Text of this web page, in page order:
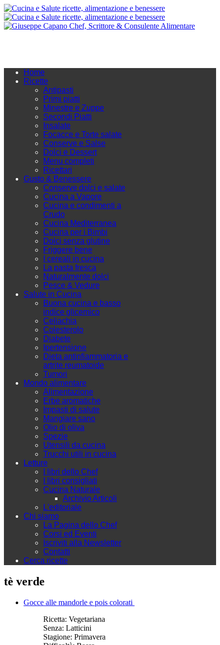
Home
Ricette
Antipasti
Primi piatti
Minestre e Zuppe
Secondi Piatti
Insalate
Focacce e Torte salate
Conserve e Salse
Dolci e Dessert
Menu completi
Ricettari
Gusto & Benessere
Conserve dolci e salate
Cucina a Vapore
Cucina e condimenti a
Crudo
Cucina Mediterranea
Cucina per i Bimbi
Dolci senza glutine
Friggere bene
I cereali in cucina
La pasta fresca
Naturalmente dolci
Pesce & Vedure
Salute in Cucina
Buona cucina e basso
indice glicemico
Celiachia
Colesterolo
Diabete
Ipertensione
Dieta antinfiammatoria e
artrite reumatoide
Tumori
Mondo alimentare
Alimentazione
Erbe aromatiche
Impasti di salute
Mangiare sano
Olio di oliva
Spezie
Utensili da cucina
Trucchi utili in cucina
Letture
I libri dello Chef
I libri consigliati
Cucina Naturale
Archivio Articoli
L'editoriale
Chi siamo
La Pagina dello Chef
Corsi ed Eventi
Iscriviti alla Newsletter
Contatti
Cerca ricette
tè verde
Gocce alle mandorle e pois colorati
Ricetta: Vegetariana
Senza: Latticini
Stagione: Primavera